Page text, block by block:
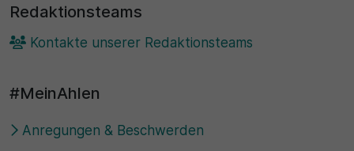
Redaktionsteams
Kontakte unserer Redaktionsteams
#MeinAhlen
Anregungen & Beschwerden